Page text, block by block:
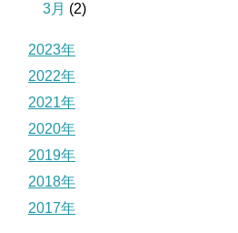
3月 (2)
2023年
2022年
2021年
2020年
2019年
2018年
2017年